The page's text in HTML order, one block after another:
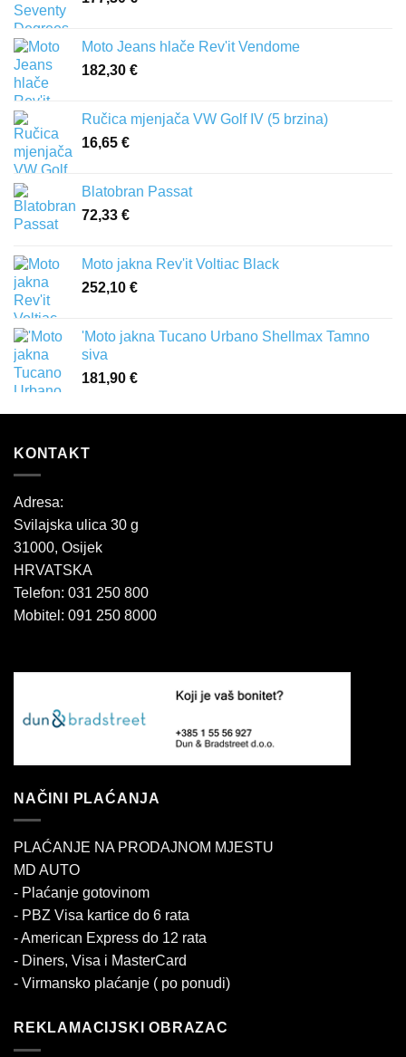
Moto Jeans hlače Rev'it Vendome
182,30 €
Ručica mjenjača VW Golf IV (5 brzina)
16,65 €
Blatobran Passat
72,33 €
Moto jakna Rev'it Voltiac Black
252,10 €
'Moto jakna Tucano Urbano Shellmax Tamno
siva
181,90 €
KONTAKT
Adresa:
Svilajska ulica 30 g
31000, Osijek
HRVATSKA
Telefon: 031 250 800
Mobitel: 091 250 8000
NAČINI PLAĆANJA
PLAĆANJE NA PRODAJNOM MJESTU
MD AUTO
- Plaćanje gotovinom
- PBZ Visa kartice do 6 rata
- American Express do 12 rata
- Diners, Visa i MasterCard
- Virmansko plaćanje ( po ponudi)
REKLAMACIJSKI OBRAZAC